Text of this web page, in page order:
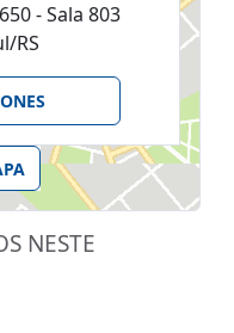
- Sala 803
RS
NESTE